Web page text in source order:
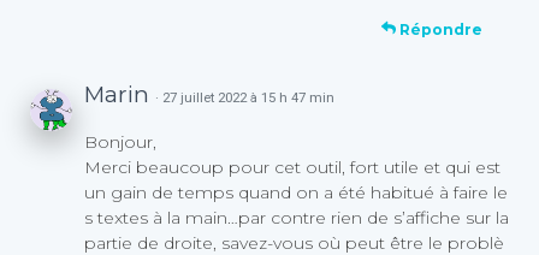
Répondre
Marin · 27 juillet 2022 à 15 h 47 min
Bonjour,
Merci beaucoup pour cet outil, fort utile et qui est
un gain de temps quand on a été habitué à faire le
s textes à la main…par contre rien de s’affiche sur la
partie de droite, savez-vous où peut être le problè